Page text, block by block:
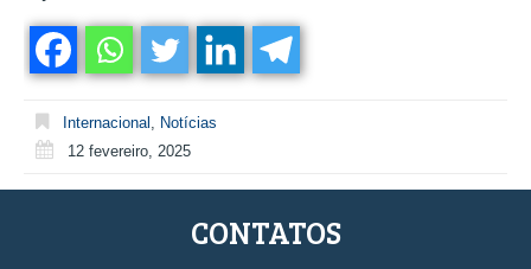
Internacional
Notícias
12 fevereiro, 2025
CONTATOS